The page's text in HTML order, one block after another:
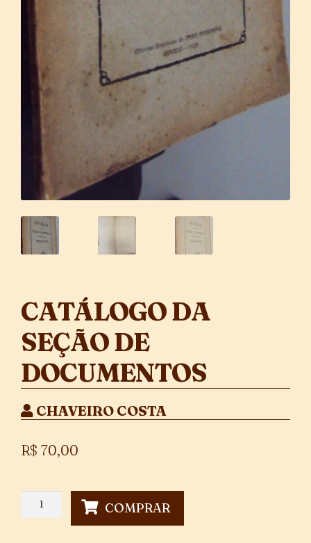
CATÁLOGO DA
SEÇÃO DE
DOCUMENTOS
CHAVEIRO COSTA
R$ 70,00
Catálogo
COMPRAR